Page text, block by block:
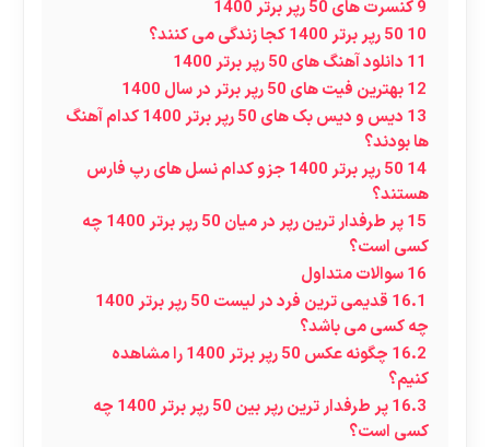
9کنسرت های 50 رپر برتر 1400
10 50 رپر برتر 1400 کجا زندگی می کنند؟
11 دانلود آهنگ های 50 رپر برتر 1400
12بهترین فیت های 50 رپر برتر در سال 1400
13
دیس و دیس بک های 50 رپر برتر 1400 کدام آهنگ
ها بودند؟
14
50 رپر برتر 1400 جزو کدام نسل های رپ فارس
هستند؟
15
پر طرفدار ترین رپر در میان 50 رپر برتر 1400 چه
کسی است؟
16سوالات متداول
16.1
قدیمی ترین فرد در لیست 50 رپر برتر 1400
چه کسی می باشد؟
16.2
چگونه عکس 50 رپر برتر 1400 را مشاهده
کنیم؟
16.3
پر طرفدار ترین رپر بین 50 رپر برتر 1400 چه
کسی است؟